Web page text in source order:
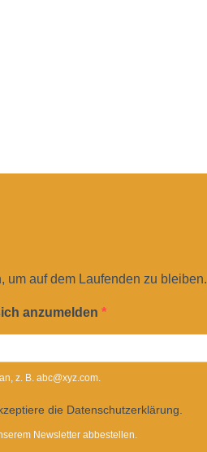
um auf dem Laufenden zu bleiben.
anzumelden
z. B. abc@xyz.com.
die Datenschutzerklärung.
Newsletter abbestellen.